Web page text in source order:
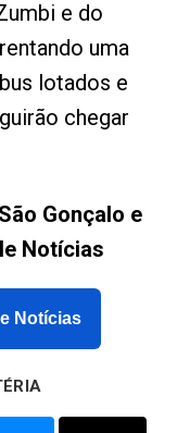
e do
uma
lotados e
chegar
Gonçalo e
Notícias
Notícias